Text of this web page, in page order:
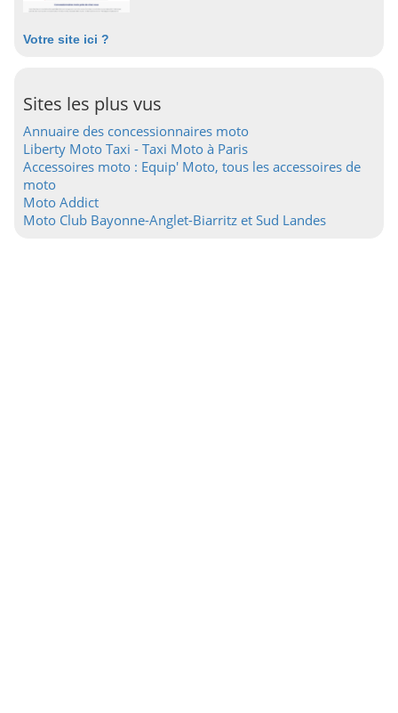
Votre site ici ?
Sites les plus vus
Annuaire des concessionnaires moto
Liberty Moto Taxi - Taxi Moto à Paris
Accessoires moto : Equip' Moto, tous les accessoires de
moto
Moto Addict
Moto Club Bayonne-Anglet-Biarritz et Sud Landes